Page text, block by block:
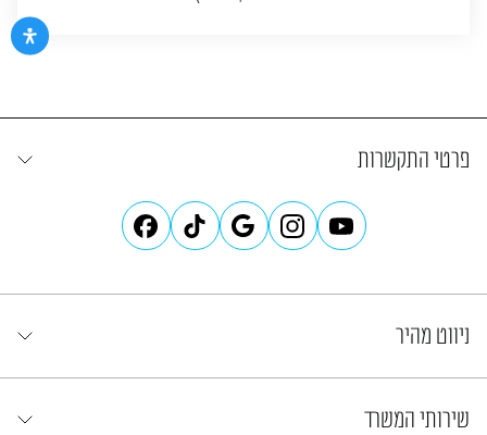
פרטי התקשרות
ניווט מהיר
שירותי המשרד